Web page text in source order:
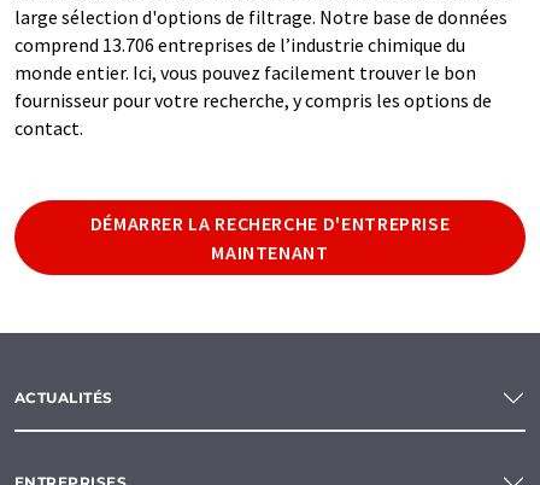
large sélection d'options de filtrage. Notre base de données
comprend 13.706 entreprises de l’industrie chimique du
monde entier. Ici, vous pouvez facilement trouver le bon
fournisseur pour votre recherche, y compris les options de
contact.
DÉMARRER LA RECHERCHE D'ENTREPRISE
MAINTENANT
ACTUALITÉS